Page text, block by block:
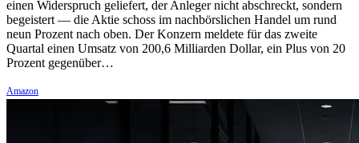
einen Widerspruch geliefert, der Anleger nicht abschreckt, sondern
begeistert — die Aktie schoss im nachbörslichen Handel um rund
neun Prozent nach oben. Der Konzern meldete für das zweite
Quartal einen Umsatz von 200,6 Milliarden Dollar, ein Plus von 20
Prozent gegenüber…
Amazon